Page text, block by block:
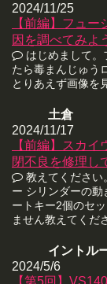
2024/11/25
【前編】フュ
因を調べてみよ
はじめまして
たら毒まんじゅう
とりあえず画像を
土倉
2024/11/17
【前編】スカ
閉不良を修理し
教えてください
ー シリンダーの
ートキー2個のセ
ません教えてくだ
イントル
2024/5/6
【第5回】